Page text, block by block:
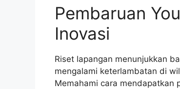
Pembaruan
Inovasi
Riset lapangan menunjukkan
mengalami keterlambatan di
Memahami cara mendapatkan